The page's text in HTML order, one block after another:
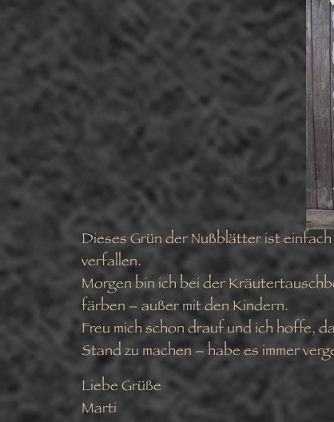
Dieses Grün der Nußblätter ist
verfallen.
Morgen bin ich bei der
färben – außer mit den Kindern.
Freu mich schon drauf und ich hoffe,
Stand zu machen – habe es immer
Liebe Grüße
Marti